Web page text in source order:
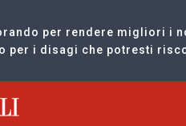
per rendere migliori i
per i disagi che potresti